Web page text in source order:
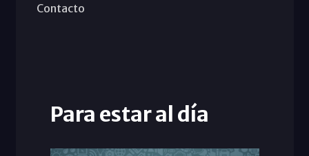
Contacto
Para estar al día